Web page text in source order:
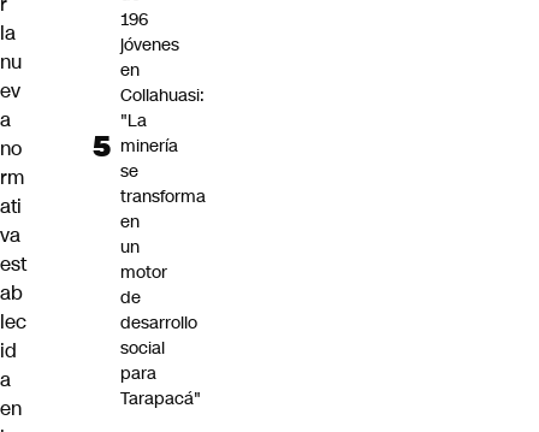
la
nu
ev
a
no
rm
ati
va
est
ab
lec
id
a
en
196
jóvenes
en
Collahuasi:
"La
minería
se
transforma
en
un
motor
de
desarrollo
social
para
Tarapacá"